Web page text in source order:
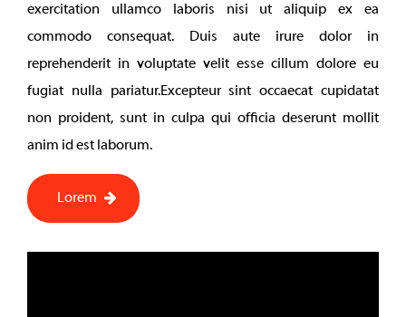
exercitation ullamco laboris nisi ut aliquip ex ea
commodo consequat. Duis aute irure dolor in
reprehenderit in voluptate velit esse cillum dolore eu
fugiat nulla pariatur.Excepteur sint occaecat cupidatat
non proident, sunt in culpa qui officia deserunt mollit
anim id est laborum.
Lorem